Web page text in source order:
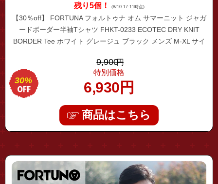
残り5個！ (8/10 17:11時点)
【30％off】 FORTUNA フォルトゥナ オム サマーニット ジャガ
ードボーダー半袖Tシャツ FHKT-0233 ECOTEC DRY KNIT
BORDER Tee ホワイト グレージュ ブラック メンズ M-XL サイ
袖
9,900円
特別価格
6,930 円
30%
商品はこちら
"fhct-0101"